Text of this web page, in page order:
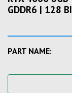
GDDR6 | 128
PART NAME: